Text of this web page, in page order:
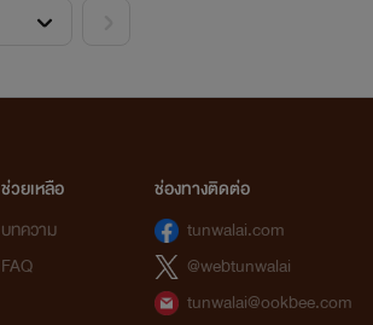
ช่วยเหลือ
บทความ
FAQ
ช่องทางติดต่อ
tunwalai.com
@webtunwalai
tunwalai@ookbee.com